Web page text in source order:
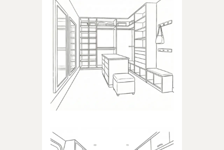
GARDEROBA
Produkty dedykowane do
garderoby